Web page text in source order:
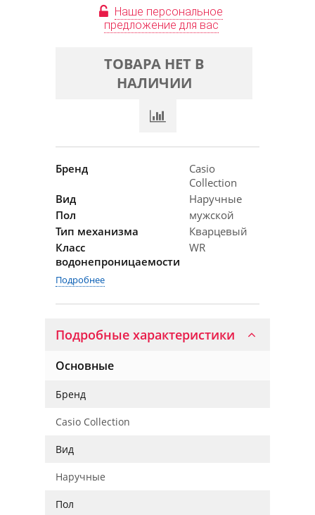
Наше персональное
предложение для вас
ТОВАРА НЕТ В
НАЛИЧИИ
Бренд
Casio
Collection
Вид
Наручные
Пол
мужской
Тип механизма
Кварцевый
Класс
водонепроницаемости
WR
Подробнее
Подробные характеристики
Основные
Бренд
Casio Collection
Вид
Наручные
Пол